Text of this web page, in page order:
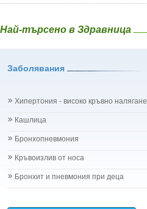
Най-търсено в Здравница
Заболявания
Хипертония - високо кръвно налягане
Кашлица
Бронхопневмония
Кръвоизлив от носа
Бронхит и пневмония при деца